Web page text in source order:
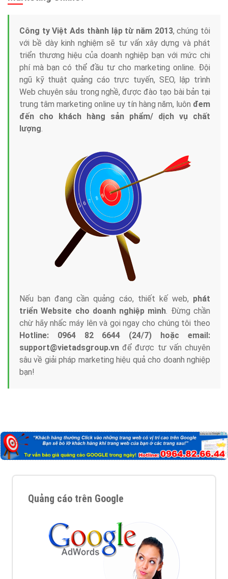
Tại sao chọn công ty Việt Ads làm đối tác
Marketing Online?
Công ty Việt Ads thành lập từ năm 2013
với bề dày kinh nghiệm sẽ tư vấn xây dựng và phát
triển thương hiệu của doanh nghiệp bạn với mức chi
phí mà bạn có thể đầu tư cho marketing online. Đội
ngũ kỹ thuật quảng cáo trực tuyến, SEO, lập trình
Web chuyên sâu trong nghề, được đào tạo bài bản tại
trung tâm marketing online uy tín hàng năm, luôn đem
đến cho khách hàng sản phẩm/ dịch vụ chất
lượng.
Nếu bạn đang cần quảng cáo, thiết kế web,
triển Website cho doanh nghiệp mình
. Đừng chần
chừ hãy nhấc máy lên và gọi ngay cho chúng tôi theo
Hotline: 0964 82 6644 (24/7) hoặc email:
để được tư vấn chuyên